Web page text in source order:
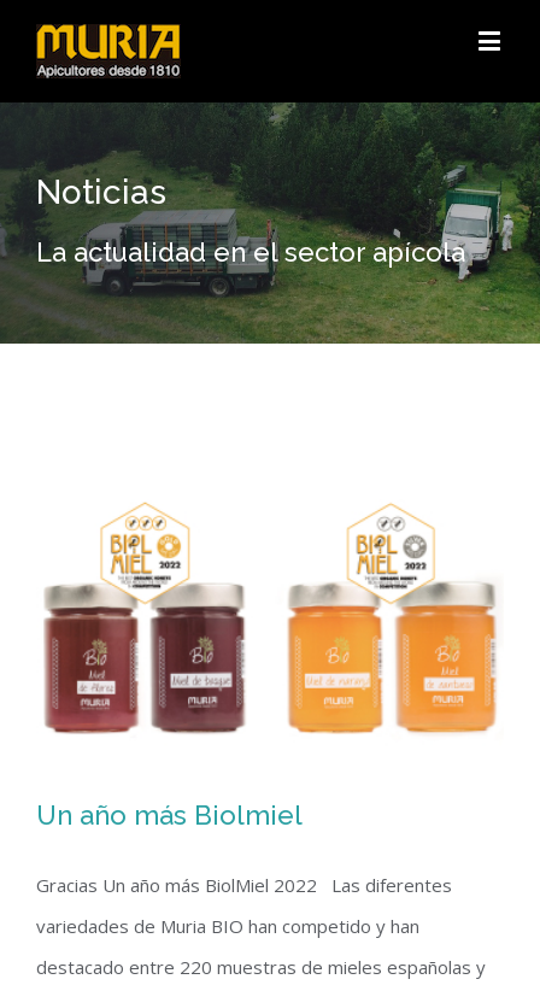
Noticias
La actualidad en el sector apícola
Un año más Biolmiel
Gracias Un año más BiolMiel 2022 Las diferentes
variedades de Muria BIO han competido y han
destacado entre 220 muestras de mieles españolas y